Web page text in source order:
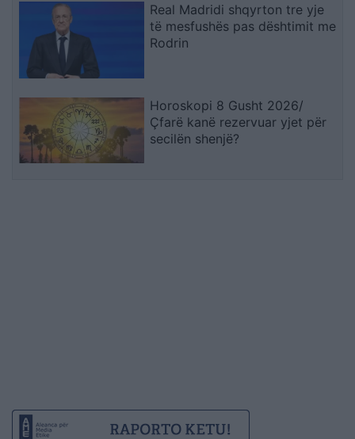
Real Madridi shqyrton tre yje
të mesfushës pas dështimit me
Rodrin
Horoskopi 8 Gusht 2026/
Çfarë kanë rezervuar yjet për
secilën shenjë?